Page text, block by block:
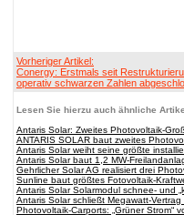
Vorheriger Artikel:
Conergy: Erstmals seit
operativ schwarzen Zahlen
Lesen Sie hierzu auch ähnliche
Antaris Solar: Zweites Photovoltaik-
ANTARIS SOLAR baut zweites
Antaris Solar weiht seine größte
Antaris Solar baut 1,2 MW-
Gehrlicher Solar AG realisiert drei
Sunline baut größtes Fotovoltaik-
Antaris Solar Solarmodul schnee- und
Antaris Solar schließt Megawatt-
Photovoltaik-Carports: „Grüner Strom“